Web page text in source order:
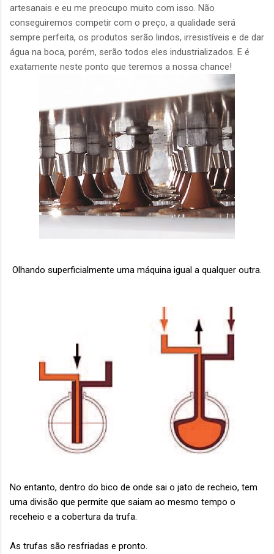
artesanais e eu me preocupo muito com isso. Não
conseguiremos competir com o preço, a qualidade será
sempre perfeita, os produtos serão lindos, irresistíveis e de dar
água na boca, porém, serão todos eles industrializados. E é
exatamente neste ponto que teremos a nossa chance!
Olhando superficialmente uma máquina igual a qualquer outra.
No entanto, dentro do bico de onde sai o jato de recheio, tem
uma divisão que permite que saiam ao mesmo tempo o
receheio e a cobertura da trufa.
As trufas são resfriadas e pronto.